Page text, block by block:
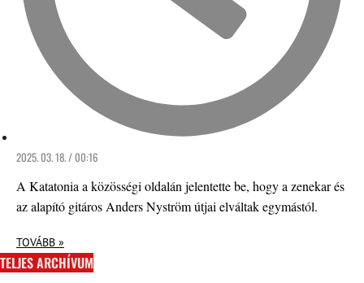
2025. 03. 18. / 00:16
A Katatonia a közösségi oldalán jelentette be, hogy a zenekar és
az alapító gitáros Anders Nyström útjai elváltak egymástól.
TOVÁBB »
TELJES ARCHÍVUM